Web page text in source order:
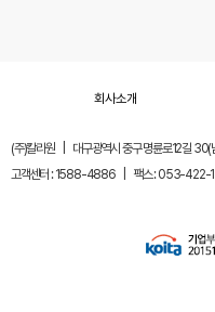
회사소개
(주)칼라원| 대구광역시 중구 명륜로12길 30(
고객센터 : 1588-4886| 팩스 : 053-422-